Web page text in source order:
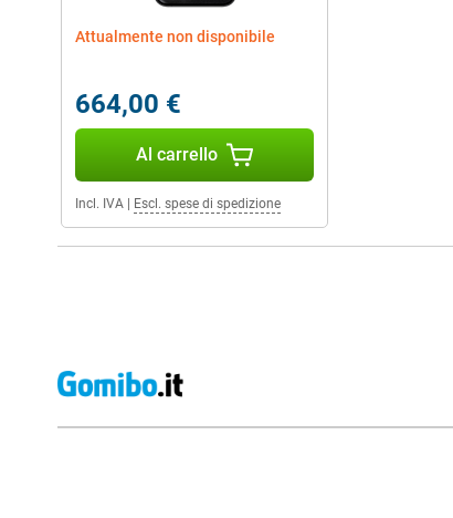
Attualmente non disponibile
664,00 €
Al carrello
Incl. IVA Escl. spese di spedizione